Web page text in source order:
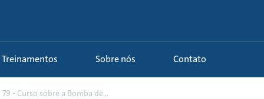
Treinamentos Sobre nós Contato
79 - Curso sobre a Bomba de...